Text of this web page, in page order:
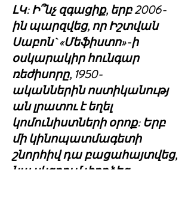
ԼԿ: Ի՞նչ զգացիք, երբ 2006-
ին պարզվեց, որ Իշտվան
Սաբոն` «Մեֆիստո»-ի
օսկարակիր հունգար
ռեժիսորը, 1950-
ականներին ոստիկանությ
ան լրատու է եղել
կոմունիստների օրոք: Երբ
մի կինոպատմագետի
շնորհիվ դա բացահայտվեց,
նա սկզբում փորձեց